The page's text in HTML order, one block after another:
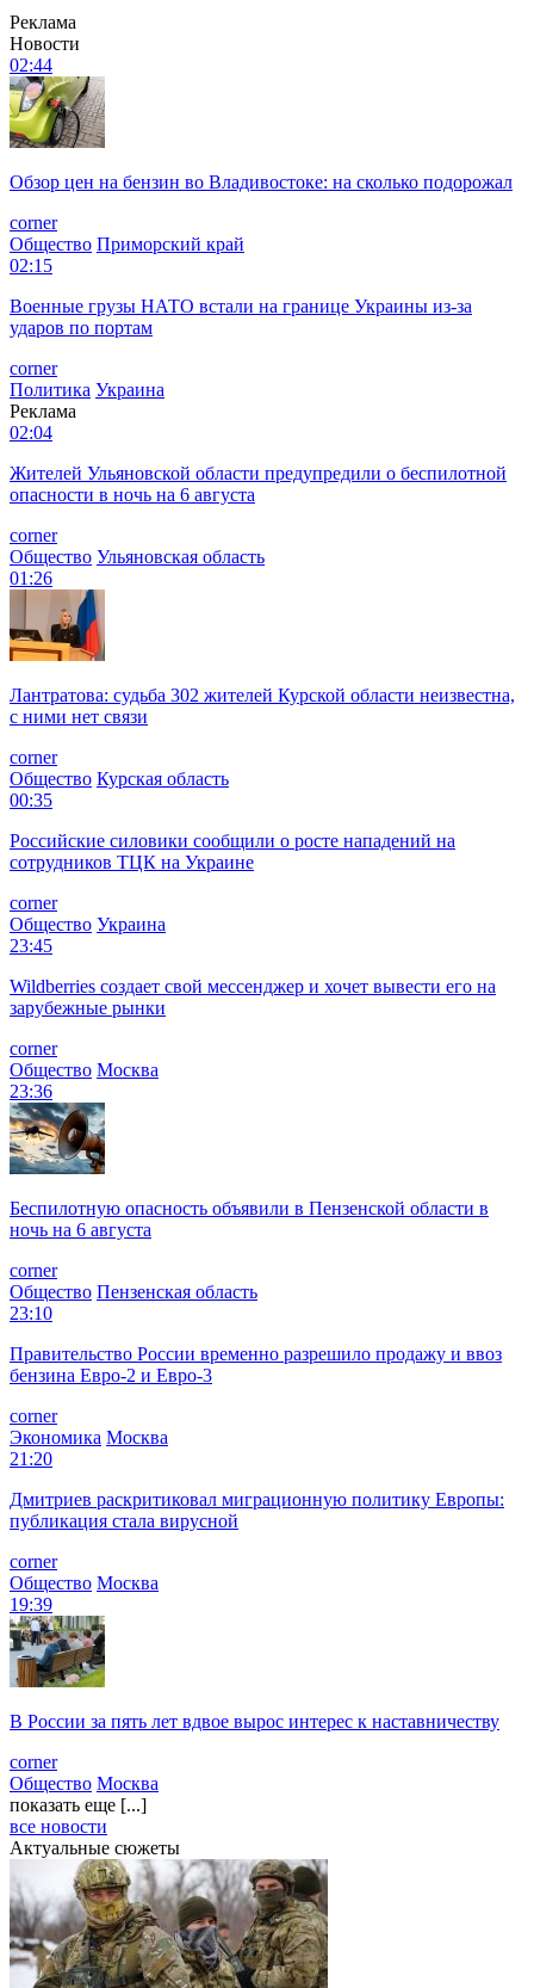
Реклама
Новости
02:44
Обзор цен на бензин во Владивостоке: на сколько подорожал
corner
Общество Приморский край
02:15
Военные грузы НАТО встали на границе Украины из-за
ударов по портам
corner
Политика Украина
Реклама
02:04
Жителей Ульяновской области предупредили о беспилотной
опасности в ночь на 6 августа
corner
Общество Ульяновская область
01:26
Лантратова: судьба 302 жителей Курской области неизвестна,
с ними нет связи
corner
Общество Курская область
00:35
Российские силовики сообщили о росте нападений на
сотрудников ТЦК на Украине
corner
Общество Украина
23:45
Wildberries создает свой мессенджер и хочет вывести его на
зарубежные рынки
corner
Общество Москва
23:36
Беспилотную опасность объявили в Пензенской области в
ночь на 6 августа
corner
Общество Пензенская область
23:10
Правительство России временно разрешило продажу и ввоз
бензина Евро-2 и Евро-3
corner
Экономика Москва
21:20
Дмитриев раскритиковал миграционную политику Европы:
публикация стала вирусной
corner
Общество Москва
19:39
В России за пять лет вдвое вырос интерес к наставничеству
corner
Общество Москва
показать еще [...]
все новости
Актуальные сюжеты